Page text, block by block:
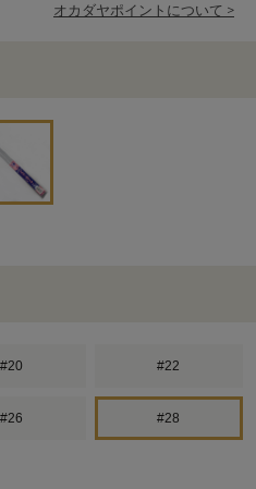
オカダヤポイントについて >
#20 #22
#26 #28